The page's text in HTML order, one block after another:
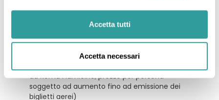
Accetta tutti
Accetta necessari
Quota d’iscrizione (€ 79 a persona)
Tasse aeroportuali e security charges dei voli
di linea (€ 335 da Milano Linate, Venezia e
da Roma Fiumicino; prezzo per persona
soggetto ad aumento fino ad emissione dei
biglietti aerei)